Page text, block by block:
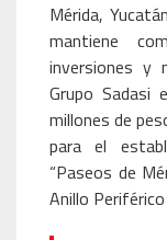
Mérida,
mantiene
inversiones y
Grupo Sadasi
millones de
para el
“Paseos de
Anillo